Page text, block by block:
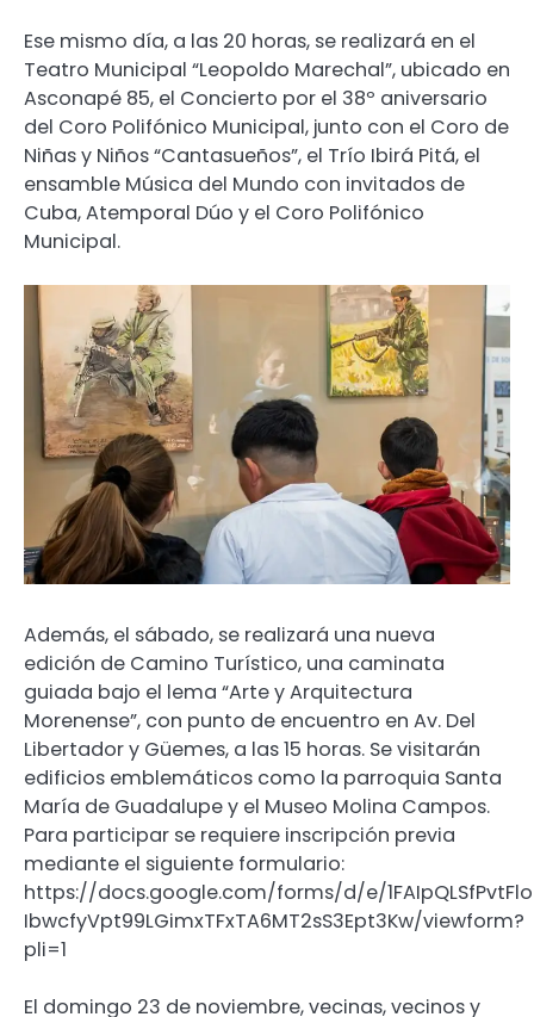
Ese mismo día, a las 20 horas, se realizará en el
Teatro Municipal “Leopoldo Marechal”, ubicado en
Asconapé 85, el Concierto por el 38º aniversario
del Coro Polifónico Municipal, junto con el Coro de
Niñas y Niños “Cantasueños”, el Trío Ibirá Pitá, el
ensamble Música del Mundo con invitados de
Cuba, Atemporal Dúo y el Coro Polifónico
Municipal.
Además, el sábado, se realizará una nueva
edición de Camino Turístico, una caminata
guiada bajo el lema “Arte y Arquitectura
Morenense”, con punto de encuentro en Av. Del
Libertador y Güemes, a las 15 horas. Se visitarán
edificios emblemáticos como la parroquia Santa
María de Guadalupe y el Museo Molina Campos.
Para participar se requiere inscripción previa
mediante el siguiente formulario:
https://docs.google.com/forms/d/e/
IbwcfyVpt99LGimxTFxTA6MT2sS3Ept3Kw/viewform?
pli=1
El domingo 23 de noviembre, vecinas, vecinos y